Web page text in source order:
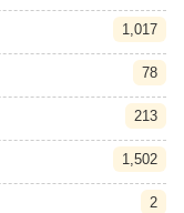
1,017
78
213
1,502
2